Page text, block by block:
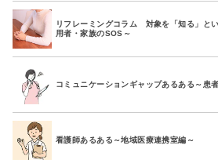
リフレーミングコラム 対象を「知る」と
用者・家族のSOS～
コミュニケーションギャップあるある～患
看護師あるある～地域医療連携室編～